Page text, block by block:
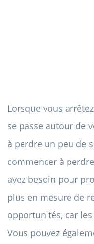
Lorsque vous
se passe autour de
à perdre un peu de
commencer à
avez besoin pour
plus en mesure de
opportunités, car
Vous pouvez